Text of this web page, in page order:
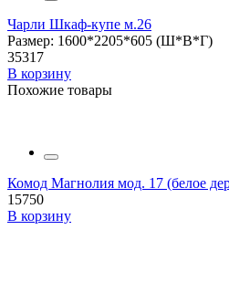
Чарли Шкаф-купе м.26
Размер: 1600*2205*605 (Ш*В*Г)
35317
В корзину
Похожие товары
Комод Магнолия мод. 17 (белое
15750
В корзину